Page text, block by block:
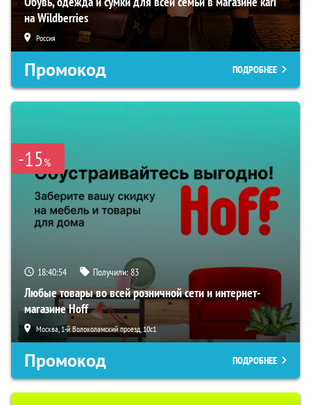
на Wildberries
Россия
Промокод ПОДРОБНЕЕ
-15%
18:40:53 Получили:83
Любые товары во всей розничной сети и интернет-
магазине Hoff
Москва, 1-й Волоколамский проезд, 10с1
Промокод ПОДРОБНЕЕ